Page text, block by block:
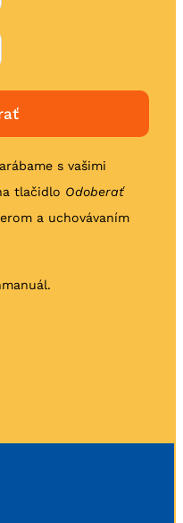
s vašimi
tlačidlo Odoberať
a uchovávaním